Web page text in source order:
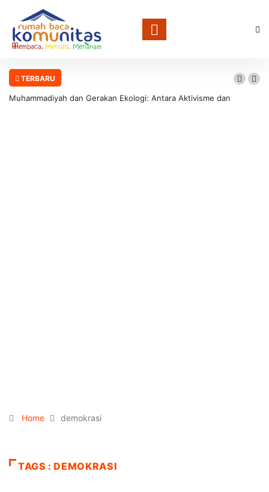
TERBARU
Antara Aktivisme dan Memperkuat Gerakan Literasi
Home demokrasi
TAGS : DEMOKRASI